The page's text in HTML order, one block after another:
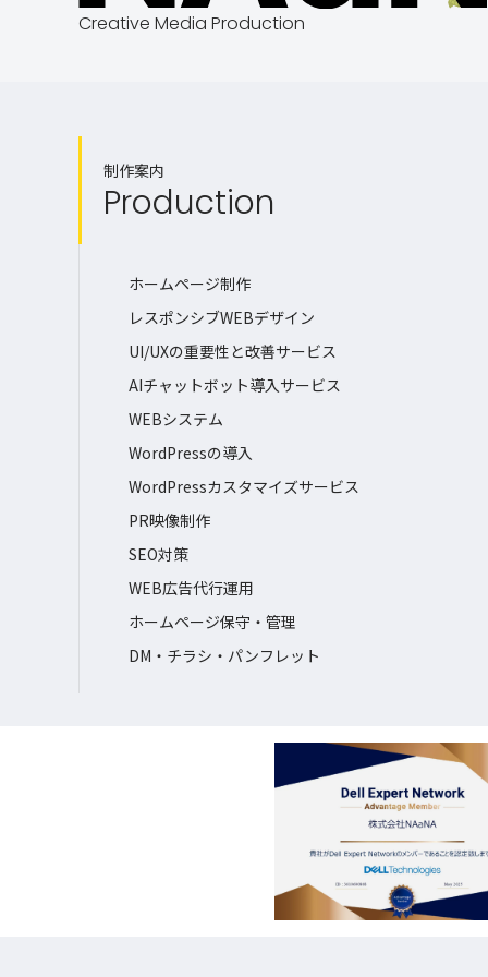
Creative Media Production
制作案内
Production
ホームページ制作
レスポンシブWEBデザイン
UI/UXの重要性と改善サービス
AIチャットボット導入サービス
WEBシステム
WordPressの導入
WordPressカスタマイズサービス
PR映像制作
SEO対策
WEB広告代行運用
ホームページ保守・管理
DM・チラシ・パンフレット